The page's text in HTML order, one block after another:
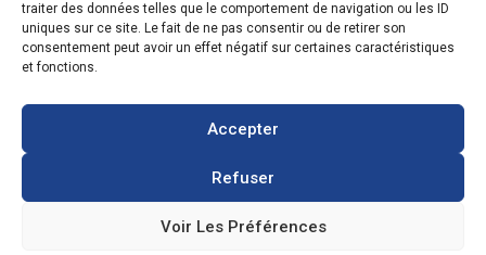
traiter des données telles que le comportement de navigation ou les ID
uniques sur ce site. Le fait de ne pas consentir ou de retirer son
consentement peut avoir un effet négatif sur certaines caractéristiques
et fonctions.
Accepter
Refuser
Voir Les Préférences
Mentions légales
RGPD